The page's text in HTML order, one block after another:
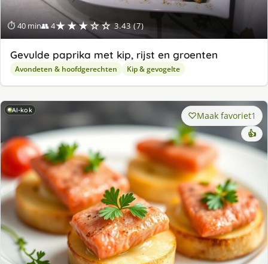
⏱ 40 min👥 4★★★☆☆ 3.43 (7)
Gevulde paprika met kip, rijst en groenten
Avondeten & hoofdgerechten Kip & gevogelte
AI-kok Maak favoriet1
👍